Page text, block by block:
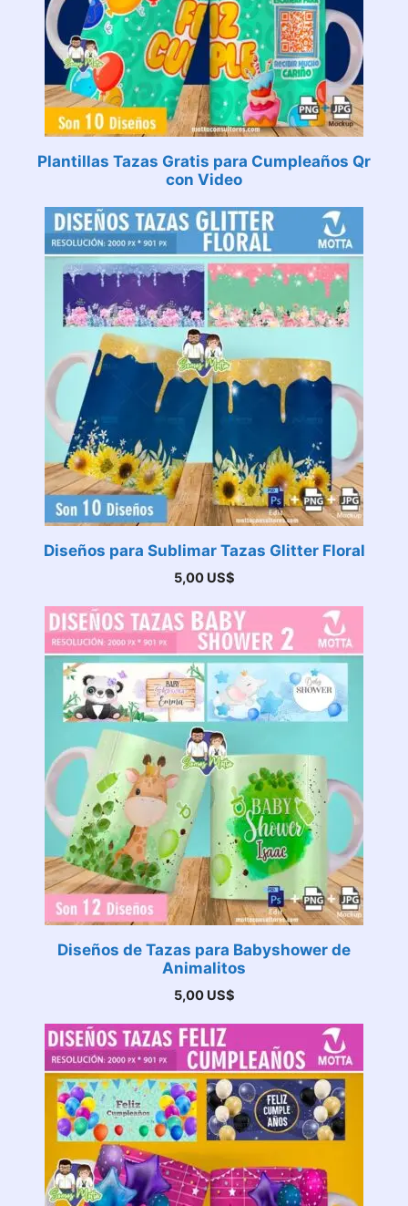
Plantillas Tazas Gratis para Cumpleaños Qr
con Video
Diseños para Sublimar Tazas Glitter Floral
5,00 US$
Diseños de Tazas para Babyshower de
Animalitos
5,00 US$